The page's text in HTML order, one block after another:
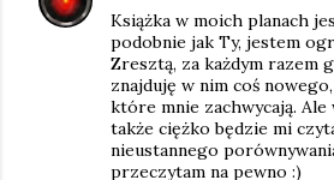
Książka w moich planach
podobnie jak Ty, jestem
Zresztą, za każdym razem
znajduję w nim coś
które mnie zachwycają. Ale
także ciężko będzie mi
nieustannego
przeczytam na pewno :)